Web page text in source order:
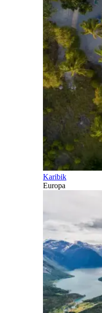
Karibik
Europa